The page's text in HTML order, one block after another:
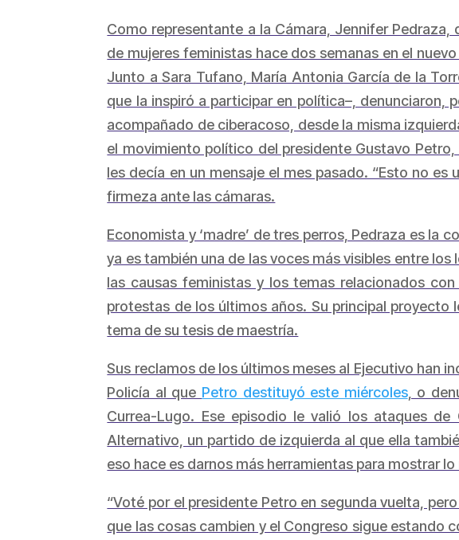
Como representante a la Cámara, Jennifer
de mujeres feministas hace dos semanas en el
Junto a Sara Tufano, María Antonia García de la
que la inspiró a participar en política–, denunciaron,
acompañado de ciberacoso, desde la misma
el movimiento político del presidente Gustavo Petro,
les decía en un mensaje el mes pasado. “Esto no
firmeza ante las cámaras.
Economista y ‘madre’ de tres perros, Pedraza es la
ya es también una de las voces más visibles entre
las causas feministas y los temas relacionados
protestas de los últimos años. Su principal proyecto
tema de su tesis de maestría.
Sus reclamos de los últimos meses al Ejecutivo han
Policía al que Petro destituyó este miércoles, o
Currea-Lugo. Ese episodio le valió los ataques
Alternativo, un partido de izquierda al que ella
eso hace es darnos más herramientas para mostrar
“Voté por el presidente Petro en segunda vuelta,
que las cosas cambien y el Congreso sigue estando